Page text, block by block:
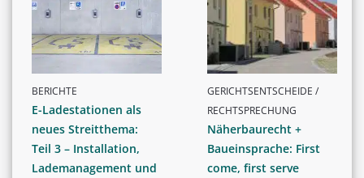
BERICHTE
E-Ladestationen als
neues Streitthema:
Teil 3 – Installation,
Lademanagement und
GERICHTSENTSCHEIDE /
RECHTSPRECHUNG
Näherbaurecht +
Baueinsprache: First
come, first serve